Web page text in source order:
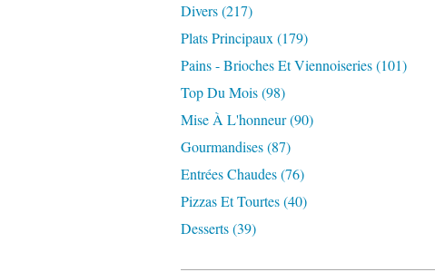
Divers(217)
Plats Principaux (179)
Pains - Brioches Et Viennoiseries(101)
Top Du Mois(98)
Mise À L'honneur(90)
Gourmandises(87)
Entrées Chaudes(76)
Pizzas Et Tourtes(40)
Desserts(39)